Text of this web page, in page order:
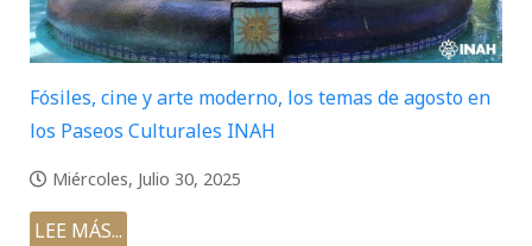
Fósiles, cine y arte moderno, los temas de agosto en
los Paseos Culturales INAH
Miércoles, Julio 30, 2025
LEE MÁS...